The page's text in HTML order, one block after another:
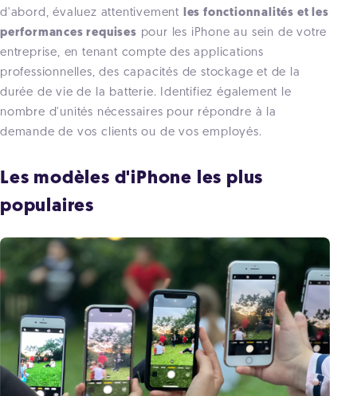
d'abord, évaluez attentivement les fonctionnalités et les
performances requises pour les iPhone au sein de votre
entreprise, en tenant compte des applications
professionnelles, des capacités de stockage et de la
durée de vie de la batterie. Identifiez également le
nombre d'unités nécessaires pour répondre à la
demande de vos clients ou de vos employés.
Les modèles d'iPhone les plus
populaires